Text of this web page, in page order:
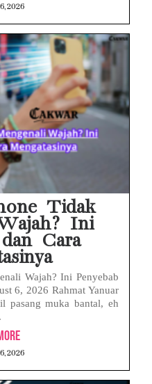
2026
Tidak
Ini
Cara
Wajah? Ini Penyebab
6, 2026 Rahmat Yanuar
pasang muka bantal, eh
2026